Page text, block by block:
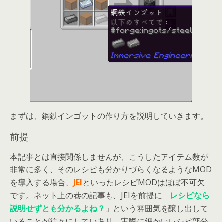
まずは、鋼鉄インゴットの作り方を説明していきます。
前提
本記事とは直接関係しませんが、こうしたアイテム数が
非常に多く、そのレシピも分かりづらくなるようなMOD
を導入する場合、 JEIといったレシピMODはほぼ不可欠
です。ネット上の巷の記事も、JEIを前提に「レシピなら
説明せずとも分かるよね？ 」という雰囲気を醸し出して